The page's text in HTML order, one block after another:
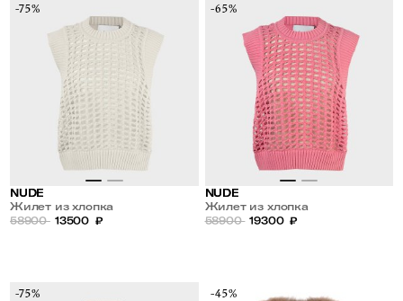
-75%
NUDE
Жилет из хлопка
58900 13500 ₽
-65%
NUDE
Жилет из хлопка
58900 19300 ₽
-75% -45%